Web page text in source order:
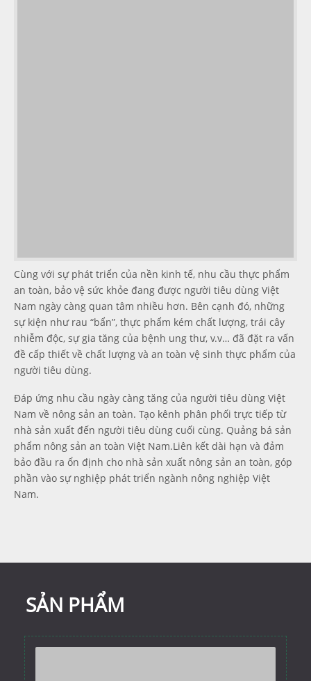
Cùng với sự phát triển của nền kinh tế, nhu cầu thực phẩm
an toàn, bảo vệ sức khỏe đang được người tiêu dùng Việt
Nam ngày càng quan tâm nhiều hơn. Bên cạnh đó, những
sự kiện như rau “bẩn”, thực phẩm kém chất lượng, trái cây
nhiễm độc, sự gia tăng của bệnh ung thư, v.v… đã đặt ra vấn
đề cấp thiết về chất lượng và an toàn vệ sinh thực phẩm của
người tiêu dùng.
Đáp ứng nhu cầu ngày càng tăng của người tiêu dùng Việt
Nam về nông sản an toàn. Tạo kênh phân phối trực tiếp từ
nhà sản xuất đến người tiêu dùng cuối cùng. Quảng bá sản
phẩm nông sản an toàn Việt Nam.Liên kết dài hạn và đảm
bảo đầu ra ổn định cho nhà sản xuất nông sản an toàn, góp
phần vào sự nghiệp phát triển ngành nông nghiệp Việt
Nam.
SẢN PHẨM